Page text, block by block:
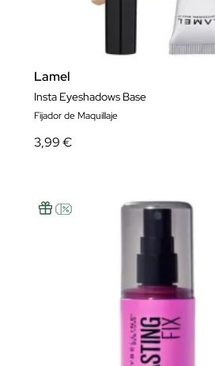
Lamel
Insta Eyeshadows Base
Fijador de Maquillaje
3,99 €